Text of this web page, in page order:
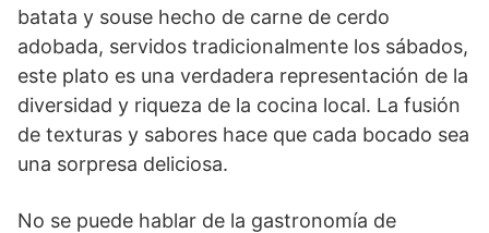
batata y souse hecho de carne de cerdo
adobada, servidos tradicionalmente los sábados,
este plato es una verdadera representación de la
diversidad y riqueza de la cocina local. La fusión
de texturas y sabores hace que cada bocado sea
una sorpresa deliciosa.
No se puede hablar de la gastronomía de